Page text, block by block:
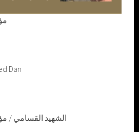
Dan
الشهيد القسامي /